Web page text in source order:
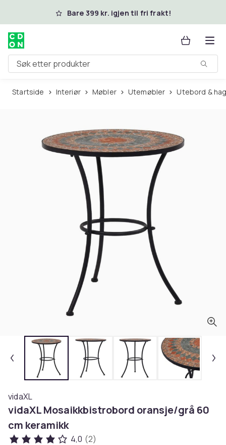
Hopp til hovedinnholdBare 399 kr. igjen til fri frakt!
Søk etter produkter
Startside Interiør Møbler Utemøbler Utebord &
vidaXL
vidaXL Mosaikkbistrobord oransje/grå 60
cm keramikk
4,0 (2)